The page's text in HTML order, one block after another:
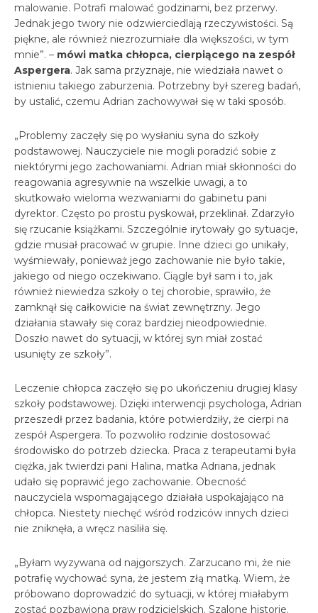
malowanie. Potrafi malować godzinami, bez przerwy.
Jednak jego twory nie odzwierciedlają rzeczywistości. Są
piękne, ale również niezrozumiałe dla większości, w tym
mnie”. – mówi matka chłopca, cierpiącego na zespół
Aspergera. Jak sama przyznaje, nie wiedziała nawet o
istnieniu takiego zaburzenia. Potrzebny był szereg badań,
by ustalić, czemu Adrian zachowywał się w taki sposób.
„Problemy zaczęły się po wysłaniu syna do szkoły
podstawowej. Nauczyciele nie mogli poradzić sobie z
niektórymi jego zachowaniami. Adrian miał skłonności do
reagowania agresywnie na wszelkie uwagi, a to
skutkowało wieloma wezwaniami do gabinetu pani
dyrektor. Często po prostu pyskował, przeklinał. Zdarzyło
się rzucanie książkami. Szczególnie irytowały go sytuacje,
gdzie musiał pracować w grupie. Inne dzieci go unikały,
wyśmiewały, ponieważ jego zachowanie nie było takie,
jakiego od niego oczekiwano. Ciągle był sam i to, jak
również niewiedza szkoły o tej chorobie, sprawiło, że
zamknął się całkowicie na świat zewnętrzny. Jego
działania stawały się coraz bardziej nieodpowiednie.
Doszło nawet do sytuacji, w której syn miał zostać
usunięty ze szkoły”.
Leczenie chłopca zaczęło się po ukończeniu drugiej klasy
szkoły podstawowej. Dzięki interwencji psychologa, Adrian
przeszedł przez badania, które potwierdziły, że cierpi na
zespół Aspergera. To pozwoliło rodzinie dostosować
środowisko do potrzeb dziecka. Praca z terapeutami była
ciężka, jak twierdzi pani Halina, matka Adriana, jednak
udało się poprawić jego zachowanie. Obecność
nauczyciela wspomagającego działała uspokajająco na
chłopca. Niestety niechęć wśród rodziców innych dzieci
nie zniknęła, a wręcz nasiliła się.
„Byłam wyzywana od najgorszych. Zarzucano mi, że nie
potrafię wychować syna, że jestem złą matką. Wiem, że
próbowano doprowadzić do sytuacji, w której miałabym
zostać pozbawiona praw rodzicielskich. Szalone historie.